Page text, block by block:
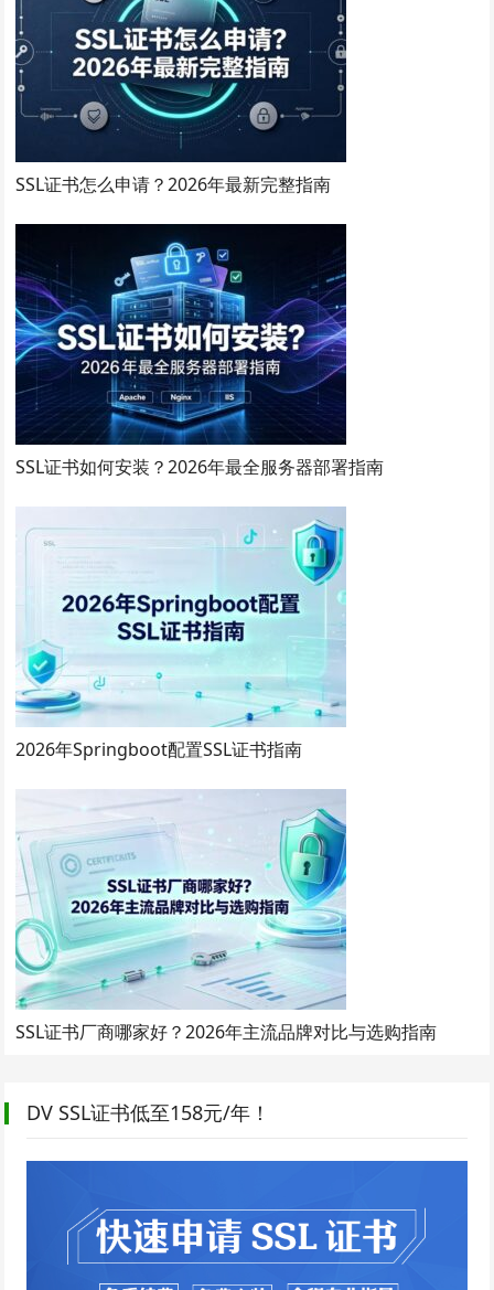
SSL证书怎么申请？2026年最新完整指南
SSL证书如何安装？2026年最全服务器部署指南
2026年Springboot配置SSL证书指南
SSL证书厂商哪家好？2026年主流品牌对比与选购指南
DV SSL证书低至158元/年！